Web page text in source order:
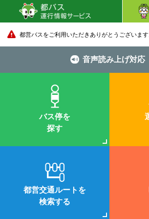
都営バスをご利用いただきありがとうございます
音声読み上げ対応
バス停を
探す
都営交通ルートを
検索する